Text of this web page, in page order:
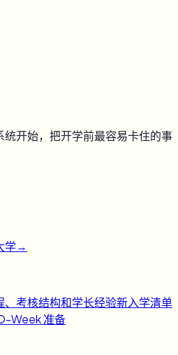
统开始，把开学前最容易卡住的事
学→
、考核结构和学长经验新入学清单
Week 准备